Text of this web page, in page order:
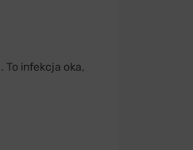
To infekcja oka,